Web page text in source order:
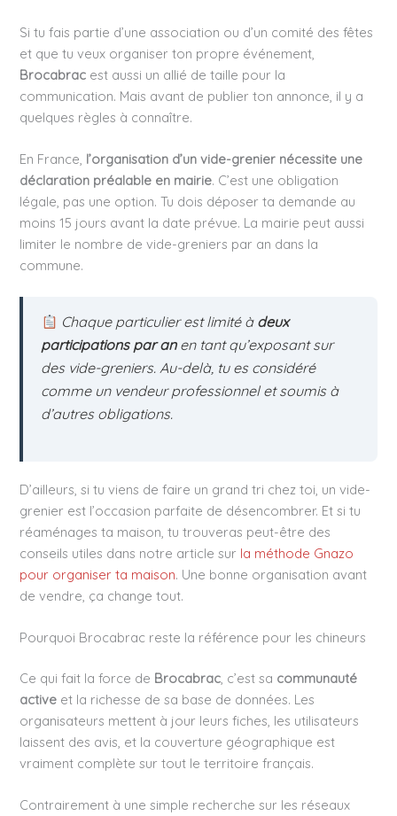
Si tu fais partie d’une association ou d’un comité des fêtes
et que tu veux organiser ton propre événement,
Brocabrac est aussi un allié de taille pour la
communication. Mais avant de publier ton annonce, il y a
quelques règles à connaître.
En France, l’organisation d’un vide-grenier nécessite une
déclaration préalable en mairie. C’est une obligation
légale, pas une option. Tu dois déposer ta demande au
moins 15 jours avant la date prévue. La mairie peut aussi
limiter le nombre de vide-greniers par an dans la
commune.
Chaque particulier est limité à deux
participations par anen tant qu’exposant sur
des vide-greniers. Au-delà, tu es considéré
comme un vendeur professionnel et soumis à
d’autres obligations.
D’ailleurs, si tu viens de faire un grand tri chez toi, un vide-
grenier est l’occasion parfaite de désencombrer. Et si tu
réaménages ta maison, tu trouveras peut-être des
conseils utiles dans notre article sur la méthode Gnazo
pour organiser ta maison. Une bonne organisation avant
de vendre, ça change tout.
Pourquoi Brocabrac reste la référence pour les chineurs
Ce qui fait la force de Brocabrac, c’est sa communauté
active et la richesse de sa base de données. Les
organisateurs mettent à jour leurs fiches, les utilisateurs
laissent des avis, et la couverture géographique est
vraiment complète sur tout le territoire français.
Contrairement à une simple recherche sur les réseaux